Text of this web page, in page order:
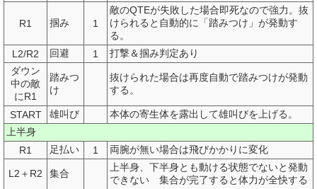
R1 掴み 1
敵のQTEが失敗した場合即死なので強力。抜
けられると自動的に「踏みつけ」が発動す
る。
L2/R2
回避 1
打撃＆掴み判定あり
ダウン
中の敵
にR1
踏みつ
け
抜けられた場合は再度自動で踏みつけが発動
する。
START 雄叫び
本体の寄生体を露出して雄叫びを上げる。
上半身
R1
足払い 1 両腕が無い場合は飛びかかりに変化
L2＋R2 集合
上半身、下半身とも動ける状態でないと発動
できない 集合が完了すると体力が全快する